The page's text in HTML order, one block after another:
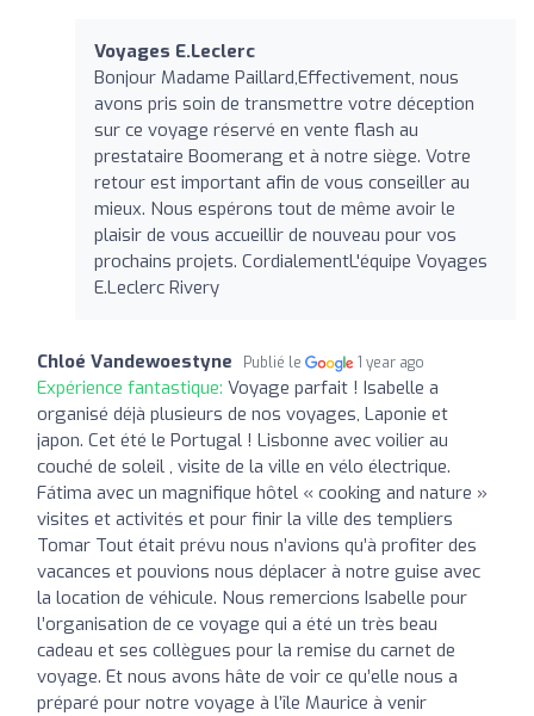
Voyages E.Leclerc
Bonjour Madame Paillard,Effectivement, nous
avons pris soin de transmettre votre déception
sur ce voyage réservé en vente flash au
prestataire Boomerang et à notre siège. Votre
retour est important afin de vous conseiller au
mieux. Nous espérons tout de même avoir le
plaisir de vous accueillir de nouveau pour vos
prochains projets. CordialementL'équipe Voyages
E.Leclerc Rivery
Chloé Vandewoestyne Publié le 1 year ago
Expérience fantastique: Voyage parfait ! Isabelle a
organisé déjà plusieurs de nos voyages, Laponie et
japon. Cet été le Portugal ! Lisbonne avec voilier au
couché de soleil , visite de la ville en vélo électrique.
Fátima avec un magnifique hôtel « cooking and nature »
visites et activités et pour finir la ville des templiers
Tomar Tout était prévu nous n’avions qu’à profiter des
vacances et pouvions nous déplacer à notre guise avec
la location de véhicule. Nous remercions Isabelle pour
l’organisation de ce voyage qui a été un très beau
cadeau et ses collègues pour la remise du carnet de
voyage. Et nous avons hâte de voir ce qu’elle nous a
préparé pour notre voyage à l’île Maurice à venir